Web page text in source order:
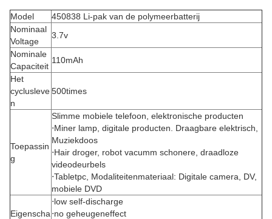
Model
450838 Li-pak van de polymeerbatterij
Nominaal
Voltage
3.7v
Nominale
Capaciteit
110mAh
Het
cyclusleve
n
500times
Toepassin
g
Slimme mobiele telefoon, elektronische producten
⋅Miner lamp, digitale producten. Draagbare elektrisch,
Muziekdoos
⋅Hair droger, robot vacumm schonere, draadloze
videodeurbels
⋅Tabletpc, Modaliteitenmateriaal: Digitale camera, DV,
mobiele DVD
Eigenscha
⋅low self-discharge
⋅no geheugeneffect